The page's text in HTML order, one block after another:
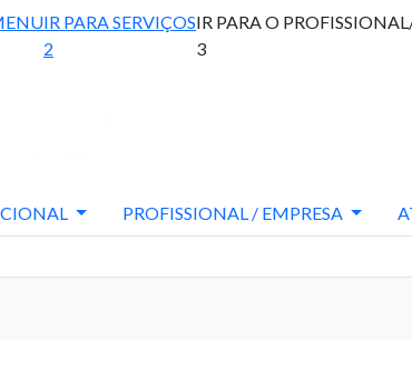
IR PARA SERVIÇOS
2
IR PARA O
3
PROFISSIONAL / EMPRESA